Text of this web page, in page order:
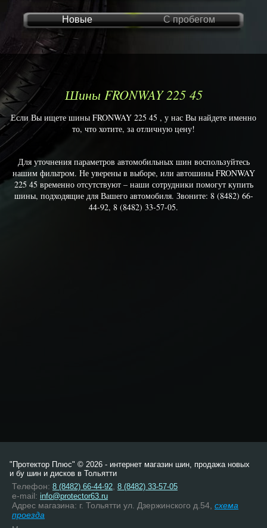
Новые С пробегом
Шины FRONWAY 225 45
Если Вы ищете шины FRONWAY 225 45 , у нас Вы найдете именно
то, что хотите, за отличную цену!
Для уточнения параметров автомобильных шин воспользуйтесь
нашим фильтром. Не уверены в выборе, или автошины FRONWAY
225 45 временно отсутствуют – наши сотрудники помогут купить
шины, подходящие для Вашего автомобиля. Звоните: 8 (8482) 66-
44-92, 8 (8482) 33-57-05.
"Протектор Плюс" © 2026 - интернет магазин шин, продажа новых
и бу шин и дисков в Тольятти
Телефон: 8 (8482) 66-44-92 8 (8482) 33-57-05
e-mail: info@protector63.ru
Адрес магазина: г. Тольятти ул. Дзержинского д.54, схема
проезда